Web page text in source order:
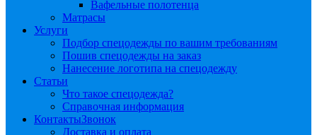
Вафельные полотенца
Матрасы
Услуги
Подбор спецодежды по вашим требованиям
Пошив спецодежды на заказ
Нанесение логотипа на спецодежду
Статьи
Что такое спецодежда?
Справочная информация
КонтактыЗвонок
Доставка и оплата